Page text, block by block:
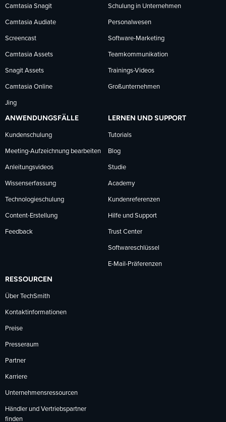
folgen
folgenfolgen
Camtasia Snagit
Camtasia Audiate
Screencast
Camtasia Assets
Snagit Assets
Camtasia Online
Jing
Schulung in Unternehmen
Personalwesen
Software-Marketing
Teamkommunikation
Trainings-Videos
Großunternehmen
ANWENDUNGSFÄLLE
Kundenschulung
Meeting-Aufzeichnung bearbeiten
Anleitungsvideos
Wissenserfassung
Technologieschulung
Content-Erstellung
Feedback
LERNEN UND SUPPORT
Tutorials
Blog
Studie
Academy
Kundenreferenzen
Hilfe und Support
Trust Center
Softwareschlüssel
E-Mail-Präferenzen
RESSOURCEN
Über TechSmith
Kontaktinformationen
Preise
Presseraum
Partner
Karriere
Unternehmensressourcen
Händler und Vertriebspartner
finden